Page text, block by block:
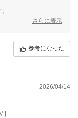
ようで安心いたしまし
できますよう、努めて
さらに表示
参考になった
2026/04/14